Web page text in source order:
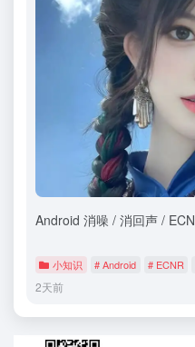
Android 消噪 / 消回声 /
小知识 # Android # ECNR
2天前